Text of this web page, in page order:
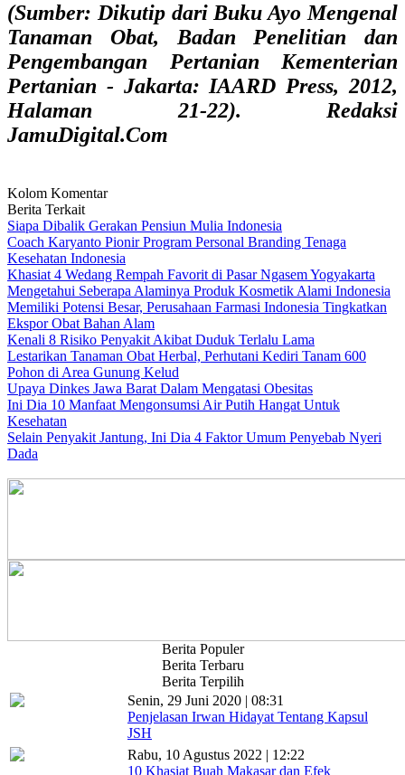
(Sumber: Dikutip dari Buku Ayo Mengenal
Tanaman Obat, Badan Penelitian dan
Pengembangan Pertanian Kementerian
Pertanian - Jakarta: IAARD Press, 2012,
Halaman 21-22). Redaksi
JamuDigital.Com
Kolom Komentar
Berita Terkait
Siapa Dibalik Gerakan Pensiun Mulia Indonesia
Coach Karyanto Pionir Program Personal Branding Tenaga
Kesehatan Indonesia
Khasiat 4 Wedang Rempah Favorit di Pasar Ngasem Yogyakarta
Mengetahui Seberapa Alaminya Produk Kosmetik Alami Indonesia
Memiliki Potensi Besar, Perusahaan Farmasi Indonesia Tingkatkan
Ekspor Obat Bahan Alam
Kenali 8 Risiko Penyakit Akibat Duduk Terlalu Lama
Lestarikan Tanaman Obat Herbal, Perhutani Kediri Tanam 600
Pohon di Area Gunung Kelud
Upaya Dinkes Jawa Barat Dalam Mengatasi Obesitas
Ini Dia 10 Manfaat Mengonsumsi Air Putih Hangat Untuk
Kesehatan
Selain Penyakit Jantung, Ini Dia 4 Faktor Umum Penyebab Nyeri
Dada
Berita Populer
Berita Terbaru
Berita Terpilih
Senin, 29 Juni 2020 | 08:31
Penjelasan Irwan Hidayat Tentang Kapsul
JSH
Rabu, 10 Agustus 2022 | 12:22
10 Khasiat Buah Makasar dan Efek